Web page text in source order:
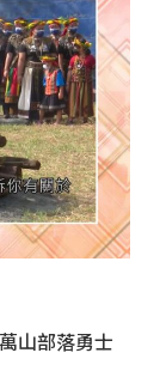
山部落勇士